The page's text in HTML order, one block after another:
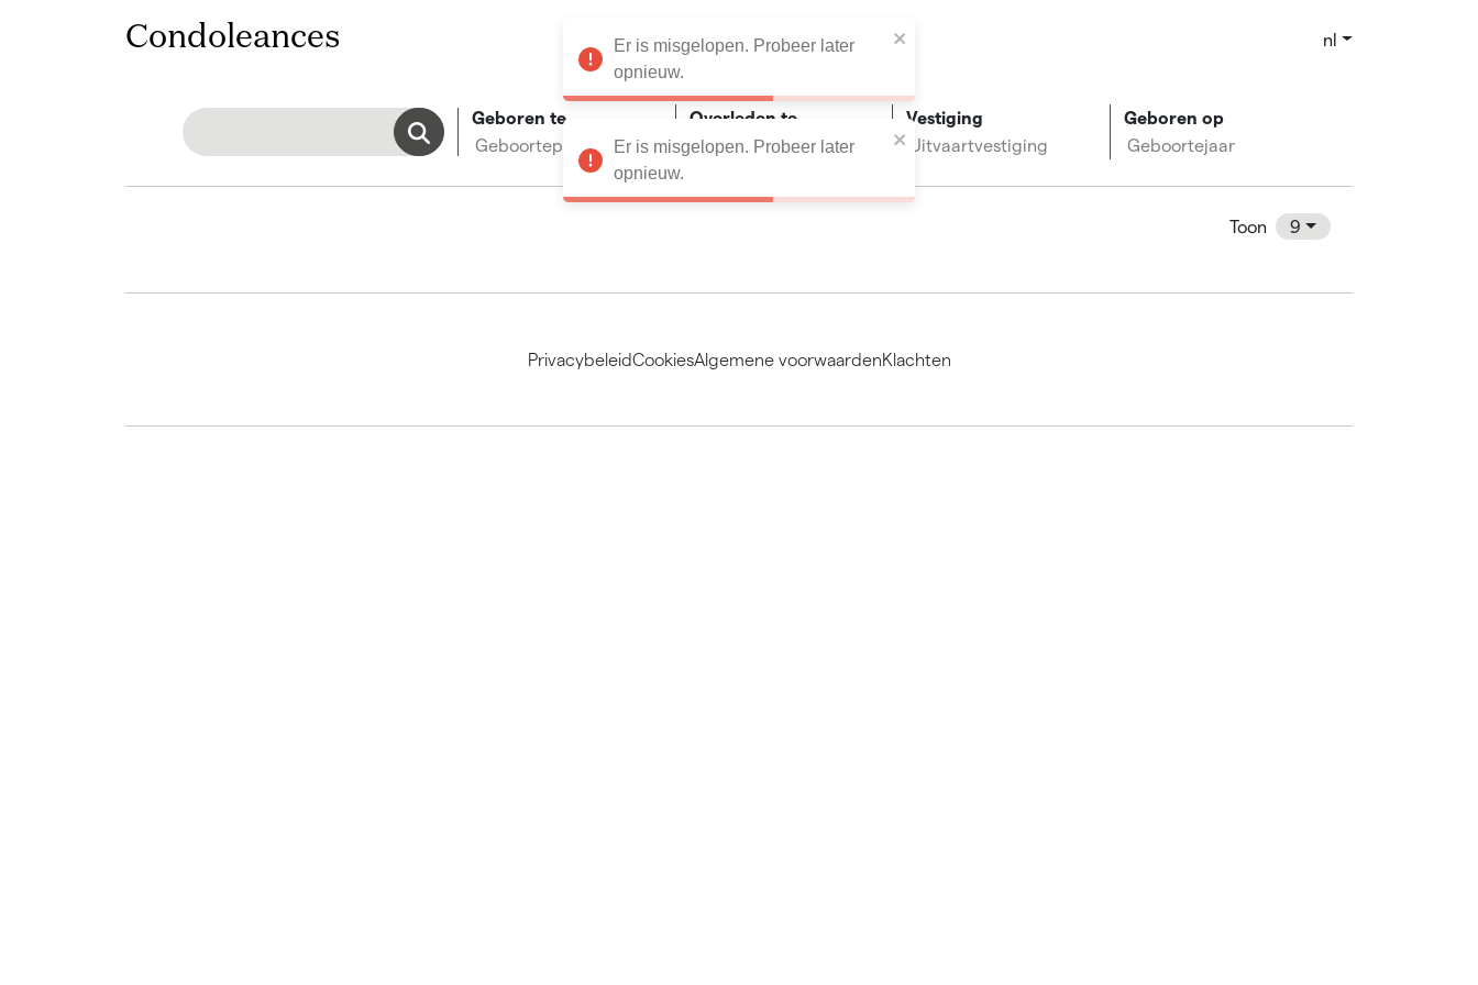
Er is misgelopen. Probeer later
opnieuw.
Er is misgelopen. Probeer later
opnieuw.
Condoleances nl
Geboren te
Geboorteplaats
Overleden te
Overlijdensplaats
Vestiging
Uitvaartvestiging
Geboren op
Geboortejaar
Toon 9
PrivacybeleidCookiesAlgemene voorwaardenKlachten